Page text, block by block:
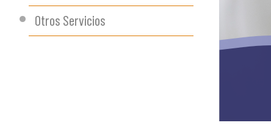
Otros Servicios